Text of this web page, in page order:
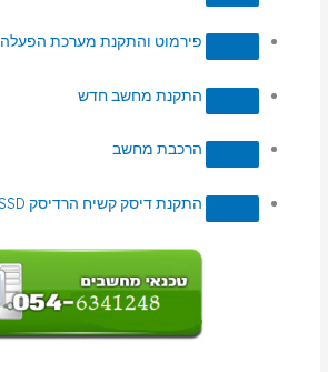
פירמוט והתקנת מערכת הפעלה
התקנת מחשב חדש
הרכבת מחשב
התקנת דיסק קשיח הרדיסק SSD